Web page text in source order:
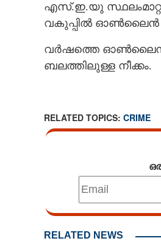
എസ്.ഇ.യു
വകുപ്പിൽ ഓൺലൈൻ
വർഷത്തെ ഓൺലൈൻ
ബലത്തിലുള്ള നീക്കം.
RELATED TOPICS: CRIME
RELATED NEWS